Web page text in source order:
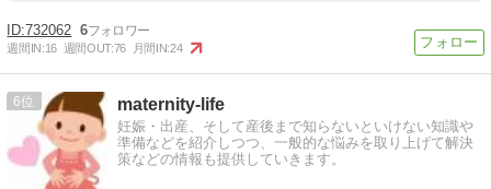
732062 6
週間IN:16 週間OUT:76 月間IN:24
6 maternity-life
妊娠・出産、そして産後まで知らないといけない知識や
準備などを紹介しつつ、一般的な悩みを取り上げて解決
策などの情報も提供していきます。